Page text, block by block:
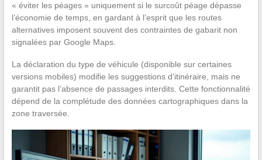
« éviter les péages » uniquement si le surcoût péage dépasse
l’économie de temps, en gardant à l’esprit que les routes
alternatives imposent souvent des contraintes de gabarit non
signalées par Google Maps.
La déclaration du type de véhicule (disponible sur certaines
versions mobiles) modifie les suggestions d’itinéraire, mais ne
garantit pas l’absence de passages interdits. Cette fonctionnalité
dépend de la complétude des données cartographiques dans la
zone traversée.